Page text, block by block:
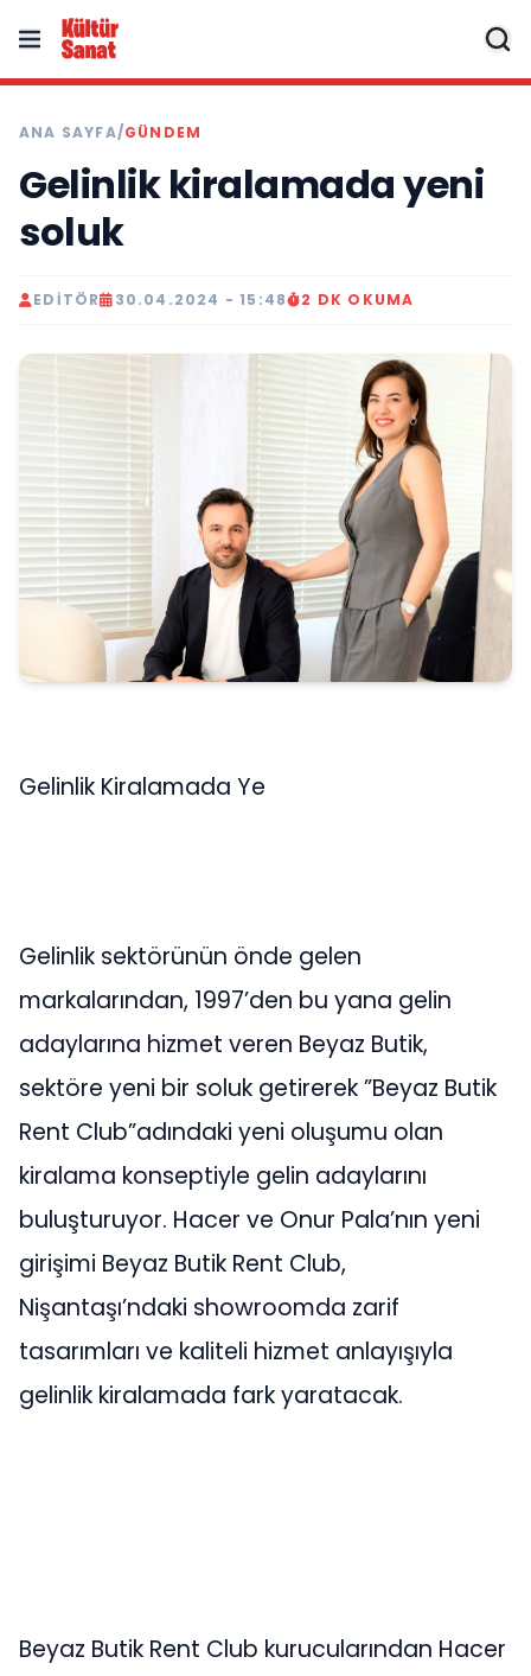
ANA SAYFA/GÜNDEM
Gelinlik kiralamada yeni
soluk
EDITÖR 30.04.2024 - 15:48 2 DK OKUMA
Gelinlik Kiralamada Ye
Gelinlik sektörünün önde gelen
markalarından, 1997’den bu yana gelin
adaylarına hizmet veren Beyaz Butik,
sektöre yeni bir soluk getirerek ”Beyaz Butik
Rent Club”adındaki yeni oluşumu olan
kiralama konseptiyle gelin adaylarını
buluşturuyor. Hacer ve Onur Pala’nın yeni
girişimi Beyaz Butik Rent Club,
Nişantaşı’ndaki showroomda zarif
tasarımları ve kaliteli hizmet anlayışıyla
gelinlik kiralamada fark yaratacak.
Beyaz Butik Rent Club kurucularından Hacer